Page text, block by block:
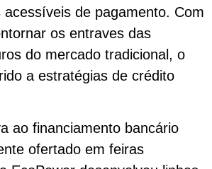
acessíveis de pagamento. Com
os entraves das
do mercado tradicional, o
a estratégias de crédito
ao financiamento bancário
ofertado em feiras